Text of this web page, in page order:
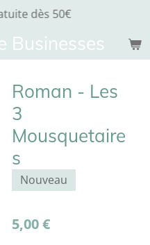
Businesses
dès 50€
Roman - Les
3
Mousquetaire
s
Nouveau
5,00 €